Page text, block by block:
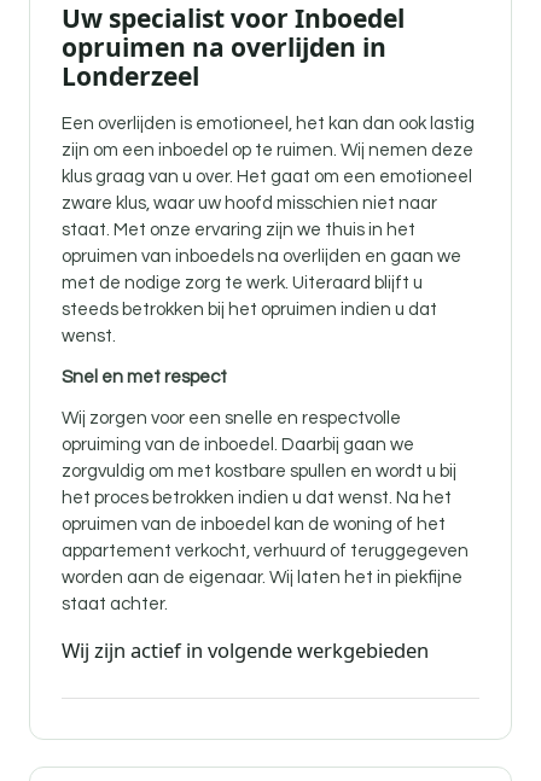
Uw specialist voor Inboedel
opruimen na overlijden in
Londerzeel
Een overlijden is emotioneel, het kan dan ook lastig
zijn om een inboedel op te ruimen. Wij nemen deze
klus graag van u over. Het gaat om een emotioneel
zware klus, waar uw hoofd misschien niet naar
staat. Met onze ervaring zijn we thuis in het
opruimen van inboedels na overlijden en gaan we
met de nodige zorg te werk. Uiteraard blijft u
steeds betrokken bij het opruimen indien u dat
wenst.
Snel en met respect
Wij zorgen voor een snelle en respectvolle
opruiming van de inboedel. Daarbij gaan we
zorgvuldig om met kostbare spullen en wordt u bij
het proces betrokken indien u dat wenst. Na het
opruimen van de inboedel kan de woning of het
appartement verkocht, verhuurd of teruggegeven
worden aan de eigenaar. Wij laten het in piekfijne
staat achter.
Wij zijn actief in volgende werkgebieden